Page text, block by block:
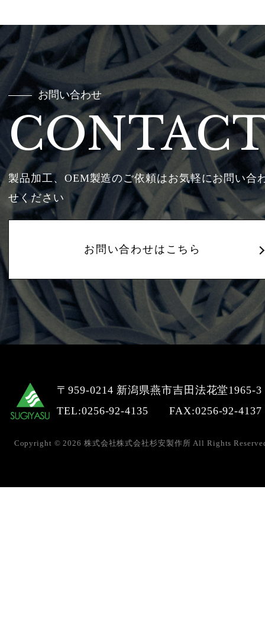
お問い合わせ
製品加工、OEM製造のご依頼はお気軽にお問い合
せください
お問い合わせはこちら
〒959-0214 新潟県燕市吉田法花堂1965-3
TEL:0256-92-4135
FAX:0256-92-4137
Copyright © 2026 株式会社株式会社杉安製作所 All Rights